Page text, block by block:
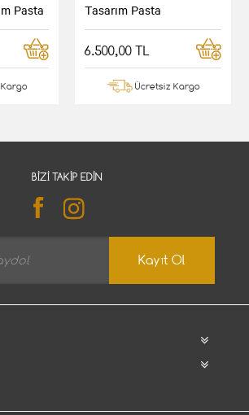
Pasta
Tasarım Pasta
6.500,00 TL
Ücretsiz Kargo
BIZI TAKIP EDIN
Kayıt Ol